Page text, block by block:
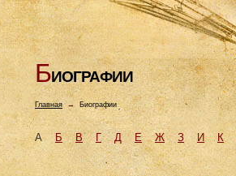
БИОГРАФИИ
Главная→ Биографии
АБ В Г Д Е Ж З И К